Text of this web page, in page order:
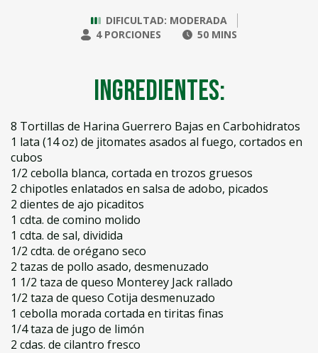
DIFICULTAD: MODERADA
4 PORCIONES
50 MINS
Ingredientes:
8 Tortillas de Harina Guerrero Bajas en Carbohidratos
1 lata (14 oz) de jitomates asados al fuego, cortados en
cubos
1/2 cebolla blanca, cortada en trozos gruesos
2 chipotles enlatados en salsa de adobo, picados
2 dientes de ajo picaditos
1 cdta. de comino molido
1 cdta. de sal, dividida
1/2 cdta. de orégano seco
2 tazas de pollo asado, desmenuzado
1 1/2 taza de queso Monterey Jack rallado
1/2 taza de queso Cotija desmenuzado
1 cebolla morada cortada en tiritas finas
1/4 taza de jugo de limón
2 cdas. de cilantro fresco